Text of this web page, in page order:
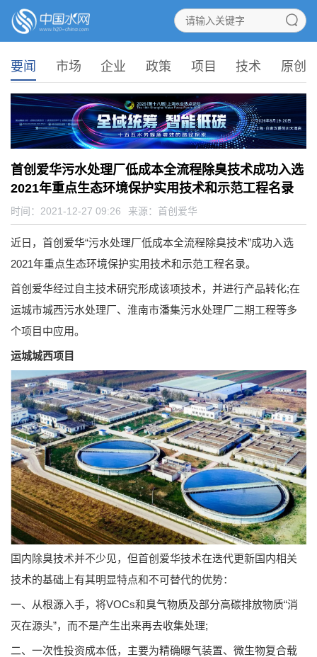
要闻 市场 企业 政策 项目 技术 原创
首创爱华污水处理厂低成本全流程除臭技术成功入选
2021年重点生态环境保护实用技术和示范工程名录
时间：2021-12-27 09:26 来源： 首创爱华
近日，首创爱华“污水处理厂低成本全流程除臭技术”成功入选
2021年重点生态环境保护实用技术和示范工程名录。
首创爱华经过自主技术研究形成该项技术，并进行产品转化;在
运城市城西污水处理厂、淮南市潘集污水处理厂二期工程等多
个项目中应用。
运城城西项目
国内除臭技术并不少见，但首创爱华技术在迭代更新国内相关
技术的基础上有其明显特点和不可替代的优势：
一、从根源入手，将VOCs和臭气物质及部分高碳排放物质“消
灭在源头”，而不是产生出来再去收集处理;
二、一次性投资成本低，主要为精确曝气装置、微生物复合载